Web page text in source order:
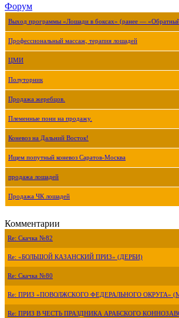
Форум
Выход программы «Лошади в боксах» (ранее —
Профессиональный массаж, терапия лошадей
ЦМИ
Полуторник
Продажа жеребцов.
Племенные пони на продажу.
Коневоз на Дальний Восток!
Ищем попутный коневоз Саратов-Москва
продажа лошадей
Продажа ЧК лошадей
Комментарии
Re: Скачка №82
Re: «БОЛЬШОЙ КАЗАНСКИЙ ПРИЗ» (ДЕРБИ)
Re: Скачка №80
Re: ПРИЗ «ПОВОЛЖСКОГО ФЕДЕРАЛЬНОГО ОКРУГА»
Re: ПРИЗ В ЧЕСТЬ ПРАЗДНИКА АРАБСКОГО